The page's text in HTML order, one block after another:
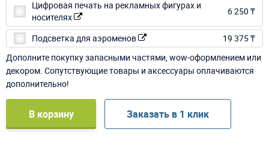
Цифровая печать на рекламных фигурах и
носителях
6 250 ₸
Подсветка для аэроменов
19 375 ₸
Дополните покупку запасными частями, wow-оформлением или
декором. Сопутствующие товары и аксессуары оплачиваются
дополнительно!
В корзину Заказать в 1 клик